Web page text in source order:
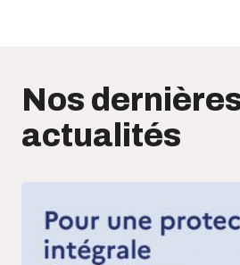
Nos
actualités